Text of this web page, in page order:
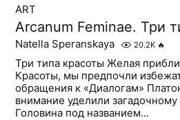
ART
Arcanum Feminae. Три
Natella Speranskaya 20.2K 🔥
Три типа красоты Желая
Красоты, мы предпочли
обращения к «Диалогам»
внимание уделили загадочному
Головина под названием...